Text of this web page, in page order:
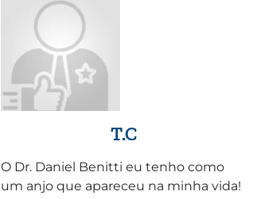
T.C
O Dr. Daniel Benitti eu tenho como
um anjo que apareceu na minha vida!